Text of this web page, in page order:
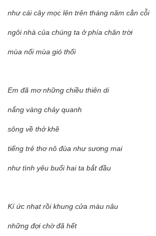
như cái cây mọc lên trên tháng năm cằn cỗi
ngôi nhà của chúng ta ở phía chân trời
mùa nối mùa gió thổi
Em đã mơ những chiều thiên di
nắng vàng chảy quanh
sông về thở khẽ
tiếng trẻ thơ nô đùa như sương mai
như tình yêu buổi hai ta bắt đầu
Kí ức nhạt rồi khung cửa màu nâu
những đợi chờ đã hết